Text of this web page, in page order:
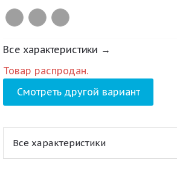
Все характеристики →
Товар распродан.
Смотреть другой вариант
Все характеристики